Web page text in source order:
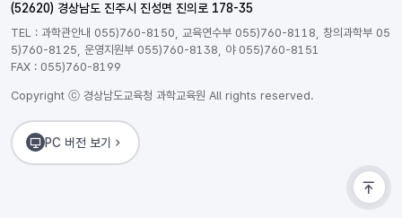
(52620) 경상남도 진주시 진성면 진의로 178-35
TEL : 과학관안내 055)760-8150, 교육연수부 055)760-8118, 창의과학부 05
5)760-8125, 운영지원부 055)760-8138, 야 055)760-8151
FAX : 055)760-8199
Copyright ⓒ 경상남도교육청 과학교육원 All rights reserved.
PC 버전 보기